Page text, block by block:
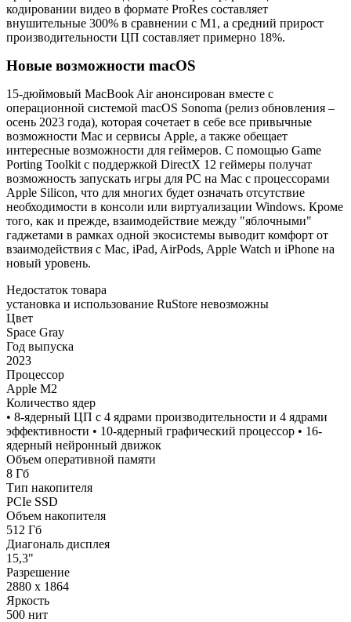
кодировании видео в формате ProRes составляет
внушительные 300% в сравнении с M1, а средний прирост
производительности ЦП составляет примерно 18%.
Новые возможности macOS
15-дюймовый MacBook Air анонсирован вместе с
операционной системой macOS Sonoma (релиз обновления –
осень 2023 года), которая сочетает в себе все привычные
возможности Mac и сервисы Apple, а также обещает
интересные возможности для геймеров. С помощью Game
Porting Toolkit с поддержкой DirectX 12 геймеры получат
возможность запускать игры для PC на Mac с процессорами
Apple Silicon, что для многих будет означать отсутствие
необходимости в консоли или виртуализации Windows. Кроме
того, как и прежде, взаимодействие между "яблочными"
гаджетами в рамках одной экосистемы выводит комфорт от
взаимодействия с Mac, iPad, AirPods, Apple Watch и iPhone на
новый уровень.
Недостаток товара
установка и использование RuStore невозможны
Цвет
Space Gray
Год выпуска
2023
Процессор
Apple M2
Количество ядер
• 8-ядерный ЦП с 4 ядрами производительности и 4 ядрами
эффективности • 10-ядерный графический процессор • 16-
ядерный нейронный движок
Объем оперативной памяти
8 Гб
Тип накопителя
PCIe SSD
Объем накопителя
512 Гб
Диагональ дисплея
15,3"
Разрешение
2880 x 1864
Яркость
500 нит